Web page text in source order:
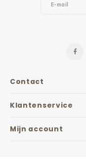
Contact
Klantenservice
Mijn account